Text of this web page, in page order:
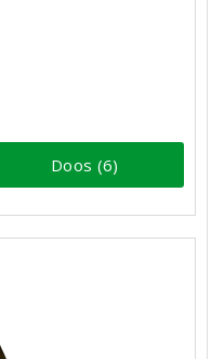
Doos (6)